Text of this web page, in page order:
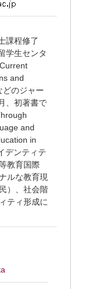
課程修了
学生センタ
and
どのジャー
、初著書で
and
in
デンティテ
教育国際
ルな教育現
）、社会階
ティ形成に